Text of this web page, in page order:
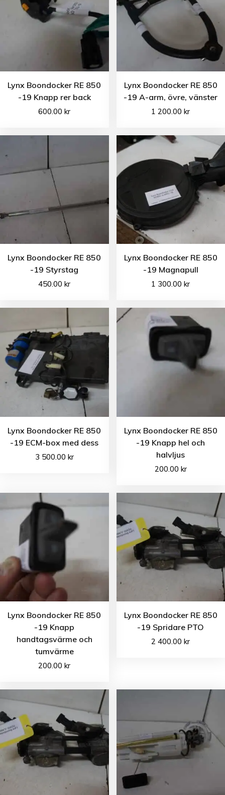
Lynx Boondocker RE 850
-19 Knapp rer back
600.00kr
Lynx Boondocker RE 850
-19 A-arm, övre, vänster
1 200.00kr
Lynx Boondocker RE 850
-19 Styrstag
450.00kr
Lynx Boondocker RE 850
-19 Magnapull
1 300.00kr
Lynx Boondocker RE 850
-19 ECM-box med dess
3 500.00 kr
Lynx Boondocker RE 850
-19 Knapp hel och
halvljus
200.00 kr
Lynx Boondocker RE 850
-19 Knapp
handtagsvärme och
tumvärme
200.00kr
Lynx Boondocker RE 850
-19 Spridare PTO
2 400.00kr